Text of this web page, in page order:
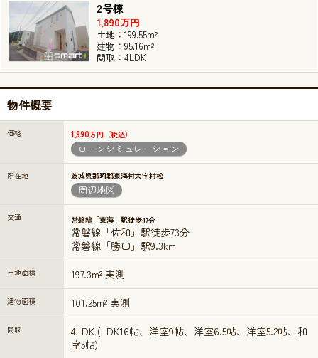
2号棟
1,890万円
土地：199.55m²
建物：95.16m²
間取：4LDK
物件概要
価格 1,990万円（税込）
ローンシミュレーション
所在地 茨城県那珂郡東海村大字村松
周辺地図
交通 常磐線「東海」駅徒歩47分
常磐線「佐和」駅徒歩73分
常磐線「勝田」駅9.3km
土地面積 197.3m² 実測
建物面積 101.25m² 実測
間取
4LDK (LDK16帖、洋室9帖、洋室6.5帖、洋室5.2帖、和
室5帖)